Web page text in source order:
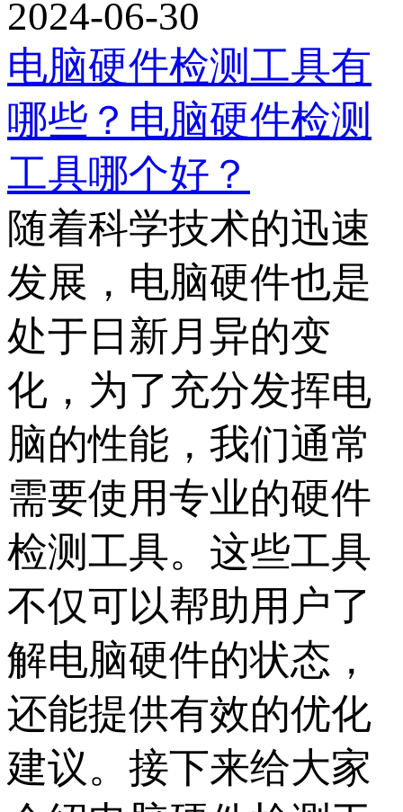
2024-06-30
电脑硬件检测工具有
哪些？电脑硬件检测
工具哪个好？
随着科学技术的迅速
发展，电脑硬件也是
处于日新月异的变
化，为了充分发挥电
脑的性能，我们通常
需要使用专业的硬件
检测工具。这些工具
不仅可以帮助用户了
解电脑硬件的状态，
还能提供有效的优化
建议。接下来给大家